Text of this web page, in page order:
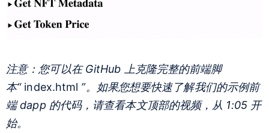
注意：您可以在 GitHub 上克隆完整的前端脚
本“ index.html ”。如果您想要快速了解我们的示例前
端 dapp 的代码，请查看本文顶部的视频，从 1:05 开
始。